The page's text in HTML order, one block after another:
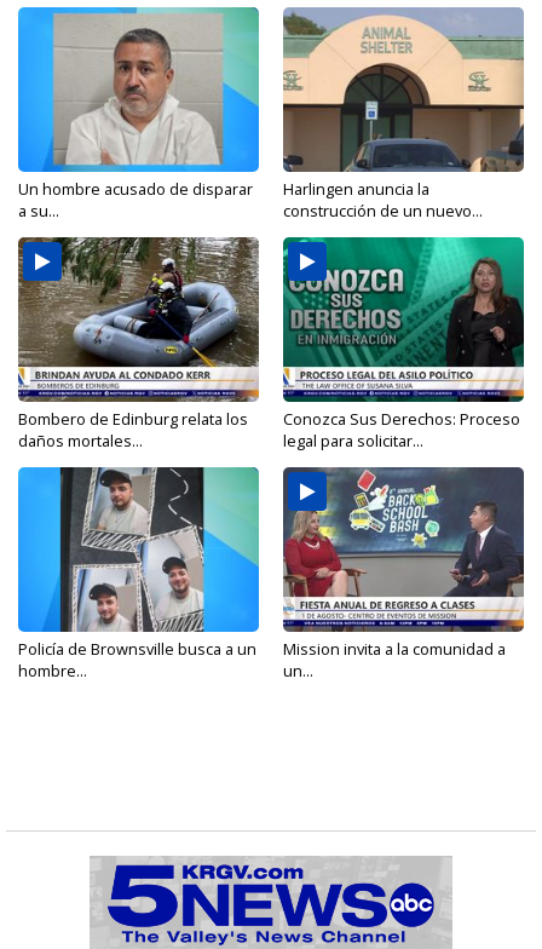
Un hombre acusado de disparar
a su...
Harlingen anuncia la
construcción de un nuevo...
Bombero de Edinburg relata los
daños mortales...
Conozca Sus Derechos: Proceso
legal para solicitar...
Policía de Brownsville busca a un
hombre...
Mission invita a la comunidad a
un...